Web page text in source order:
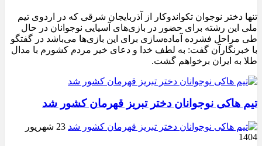
تنها دختر نوجوان تکواندوکار از آذربایجان شرقی که در اردوی تیم
ملی این رشته برای حضور در بازی‌های آسیایی نوجوانان در حال
طی مراحل فشرده آماده‌سازی برای این بازی‌ها می‌باشد در گفتگو
با خبرنگارآن گفت: به لطف خدا و دعای خیر مردم کشورم با مدال
طلا به ایران برخواهم گشت.
تیم هاکی نوجوانان دختر تبریز قهرمان کشور شد
23 شهریور
1404